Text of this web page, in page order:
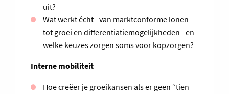
uit?
Wat werkt écht - van marktconforme lonen
tot groei en differentiatiemogelijkheden - en
welke keuzes zorgen soms voor kopzorgen?
Interne mobiliteit
Hoe creëer je groeikansen als er geen “tien